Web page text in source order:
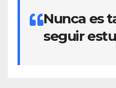
Nunca es
seguir